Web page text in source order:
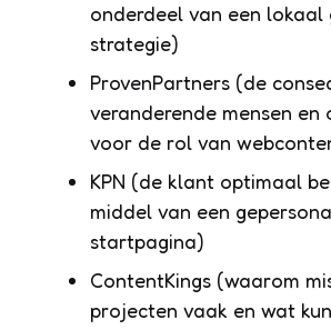
onderdeel van een lokaal
strategie)
ProvenPartners (de
veranderende mensen en
voor de rol van
KPN (de klant optimaal
middel van een
startpagina)
ContentKings (waarom
projecten vaak en wat